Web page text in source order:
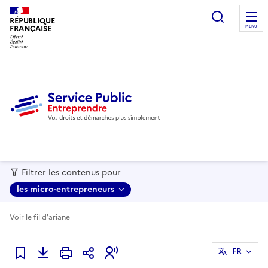
RÉPUBLIQUE
FRANÇAISE MENU
Filtrer les contenus pour
les micro-entrepreneurs
Voir le fil d'ariane
Ajouter à mes favoris
FR